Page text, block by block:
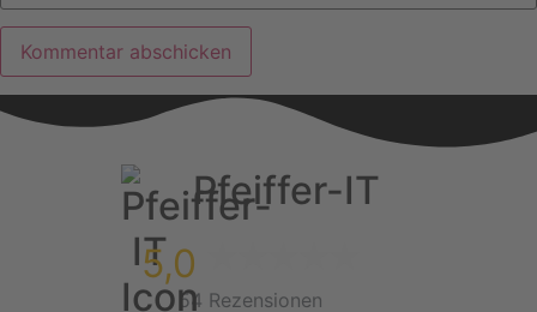
Pfeiffer-IT
5,0
54 Rezensionen